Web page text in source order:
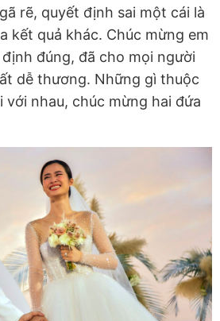
rẽ, quyết định sai một cái là
kết quả khác. Chúc mừng em
đúng, đã cho mọi người
dễ thương. Những gì thuộc
với nhau, chúc mừng hai đứa